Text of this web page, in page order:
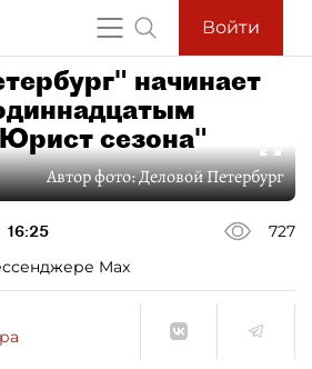
Войти
начинает
сезона"
Автор фото:Деловой Петербург
16:25
727
Max